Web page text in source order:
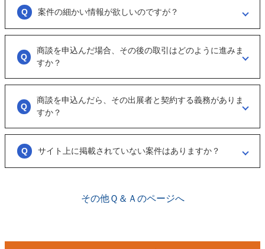
ように催促をしております。
ただ、案件を見ていない方もおられるので、数日経っても返信がない場
案件の細かい情報が欲しいのですが？
「商談を申し込む」ボタンから案件の詳細情報をリクエストしてくださ
オンラインとは言え対人のやりとりですので、丁寧な言葉遣いを心掛け
商談を申込んだ場合、その後の取引はどのように進みま
すか？
実際に出展者（仲介案件の場合、仲介担当者）とのメッセージのやりと
りになります。
具体的に購入を考えた場合は、一度、出展者とのオンライン面談を行う
商談を申込んだら、その出展者と契約する義務がありま
すか？
ございません。まずは、商談でどのような事業なのかを確認する目的も
あるため、気軽に商談申し込みを行ってください。
サイト上に掲載されていない案件はありますか？
その他Ｑ＆Ａのページへ